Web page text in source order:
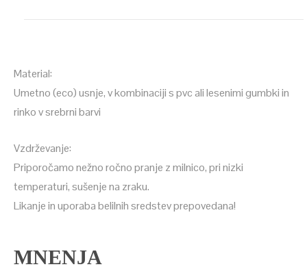
Material:
Umetno (eco) usnje, v kombinaciji s pvc ali lesenimi gumbki in
rinko v srebrni barvi
Vzdrževanje:
Priporočamo nežno ročno pranje z milnico, pri nizki
temperaturi, sušenje na zraku.
Likanje in uporaba belilnih sredstev prepovedana!
MNENJA